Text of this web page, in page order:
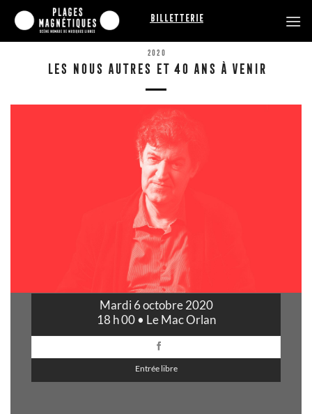
Passer
contenu
Billetterie
2020
LES NOUS AUTRES ET 40 ANS À VENIR
Mardi 6 octobre 2020
18 h 00 • Le Mac Orlan
Entrée libre